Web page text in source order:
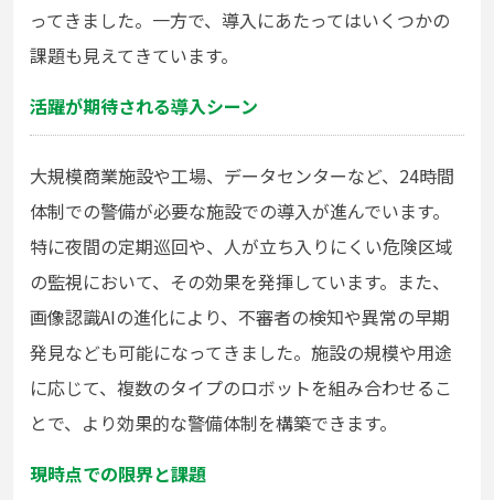
ってきました。一方で、導入にあたってはいくつかの
課題も見えてきています。
活躍が期待される導入シーン
大規模商業施設や工場、データセンターなど、24時間
体制での警備が必要な施設での導入が進んでいます。
特に夜間の定期巡回や、人が立ち入りにくい危険区域
の監視において、その効果を発揮しています。また、
画像認識AIの進化により、不審者の検知や異常の早期
発見なども可能になってきました。施設の規模や用途
に応じて、複数のタイプのロボットを組み合わせるこ
とで、より効果的な警備体制を構築できます。
現時点での限界と課題